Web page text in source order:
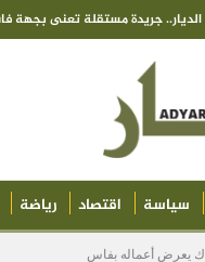
الديار.. جريدة مستقلة تعنى
سياسة اقتصاد رياضة
يعرض أعماله بفاس